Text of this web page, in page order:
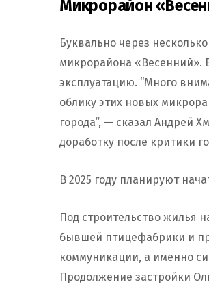
Микрорайон
Буквально через
микрорайона «Весенний».
эксплуатацию. “Много
облику этих новых
города”, — сказал Андрей
доработку после критики
В 2025 году планируют
Под строительство жилья
бывшей птицефабрики и
коммуникации, а именно
Продолжение застройки